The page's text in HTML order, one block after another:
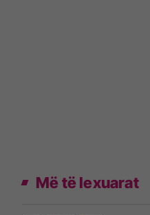
Më të lexuarat